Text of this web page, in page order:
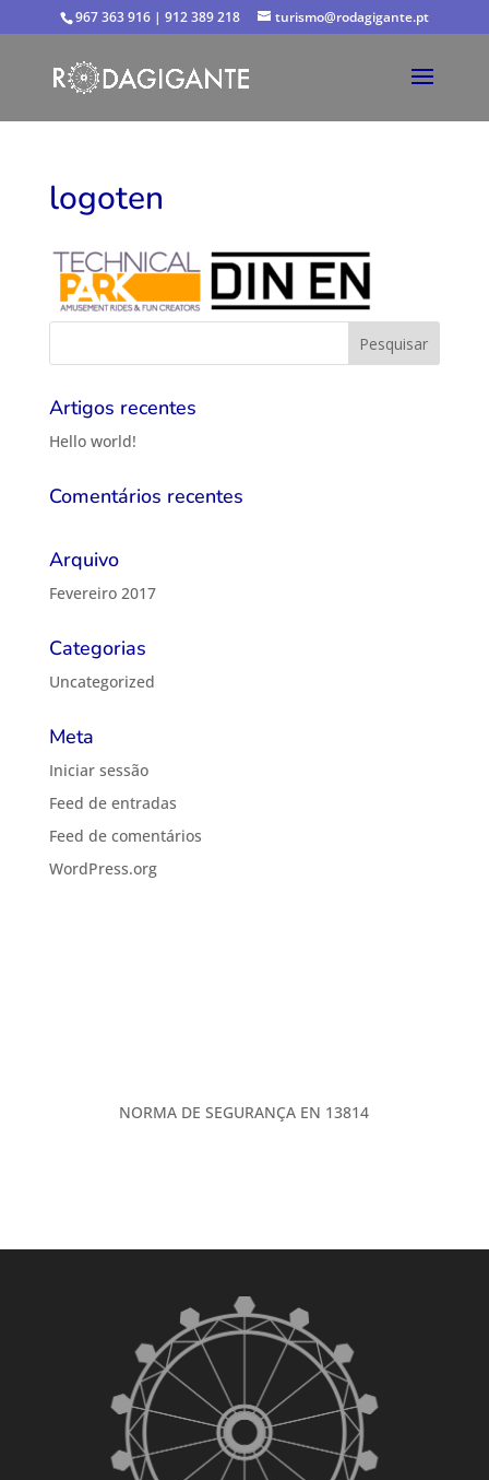
967 363 916 | 912 389 218 turismo@rodagigante.pt
logoten
Artigos recentes
Hello world!
Comentários recentes
Arquivo
Fevereiro 2017
Categorias
Uncategorized
Meta
Iniciar sessão
Feed de entradas
Feed de comentários
WordPress.org
NORMA DE SEGURANÇA EN 13814